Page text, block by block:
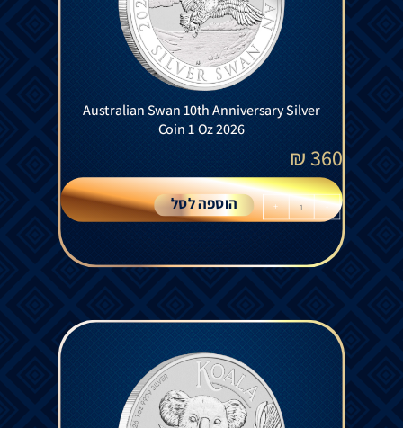
Australian Swan 10th Anniversary Silver
Coin 1 Oz 2026
360
₪
-
+ הוספה לסל